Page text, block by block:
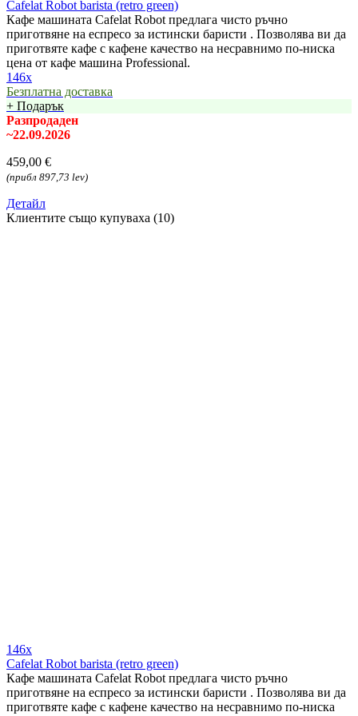
Cafelat Robot barista (retro green)
Кафе машината Cafelat Robot предлага чисто ръчно
приготвяне на еспресо за истински баристи . Позволява ви да
приготвяте кафе с кафене качество на несравнимо по-ниска
цена от кафе машина Professional.
146x
Безплатна доставка
+ Подарък
Разпродаден
~22.09.2026
459,00 €
(прибл 897,73 lev)
Детайл
Клиентите също купуваха (10)
146x
Cafelat Robot barista (retro green)
Кафе машината Cafelat Robot предлага чисто ръчно
приготвяне на еспресо за истински баристи . Позволява ви да
приготвяте кафе с кафене качество на несравнимо по-ниска